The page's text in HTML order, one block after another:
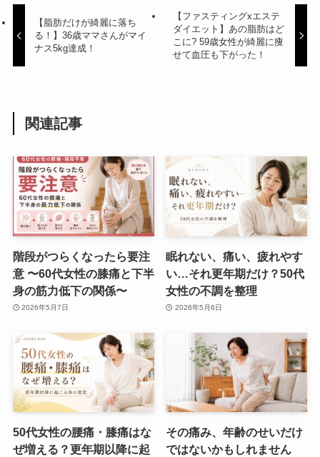
【脂肪だけが綺麗に落ち
る！】36歳ママさんがマイ
ナス5kg達成！
【ファスティングxエステ
ダイエット】あの脂肪はど
こに? 59歳女性が綺麗に痩
せて血圧も下がった！
関連記事
階段がつらくなったら要注
意 〜60代女性の膝痛と下半
身の筋力低下の関係〜
2026年5月7日
眠れない、痛い、疲れやす
い…それ更年期だけ？50代
女性の不調を整理
2026年5月6日
50代女性の腰痛・膝痛はな
ぜ増える？更年期以降に起
その痛み、年齢のせいだけ
ではないかもしれません